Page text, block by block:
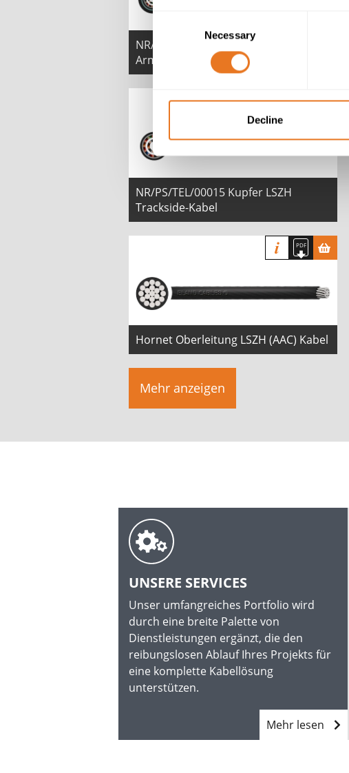
Necessary
Decline
NR/PS/TEL/00015 Kupfer LSZH
Armierten Trackside-Kabel
NR/PS/TEL/00015 Kupfer LSZH
Trackside-Kabel
Hornet Oberleitung LSZH (AAC) Kabel
Mehr anzeigen
UNSERE SERVICES
Unser umfangreiches Portfolio wird
durch eine breite Palette von
Dienstleistungen ergänzt, die den
reibungslosen Ablauf Ihres Projekts für
eine komplette Kabellösung
unterstützen.
Mehr lesen